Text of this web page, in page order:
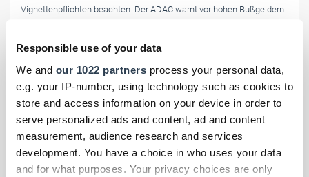
Responsible use of your data
We and our 1022 partners process your personal data,
e.g. your IP-number, using technology such as cookies to
store and access information on your device in order to
serve personalized ads and content, ad and content
measurement, audience research and services
development. You have a choice in who uses your data
and for what purposes. Your privacy choices are only
Vignettenpflichten beachten. Der ADAC warnt vor hohen Bußgeldern